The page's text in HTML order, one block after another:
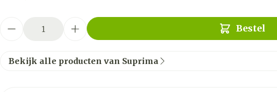
Bestel
Bekijk alle producten van Suprima